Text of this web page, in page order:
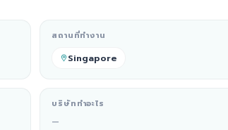
สถานที่ทำงาน
Singapore
บริษัททำอะไร
—